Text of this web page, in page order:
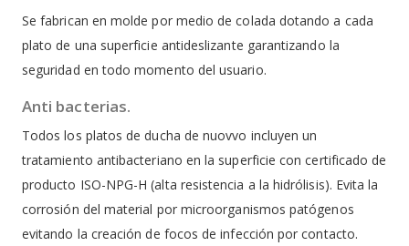
Se fabrican en molde por medio de colada dotando a cada
plato de una superficie antideslizante garantizando la
seguridad en todo momento del usuario.
Anti bacterias.
Todos los platos de ducha de nuovvo incluyen un
tratamiento antibacteriano en la superficie con certificado de
producto ISO-NPG-H (alta resistencia a la hidrólisis). Evita la
corrosión del material por microorganismos patógenos
evitando la creación de focos de infección por contacto.